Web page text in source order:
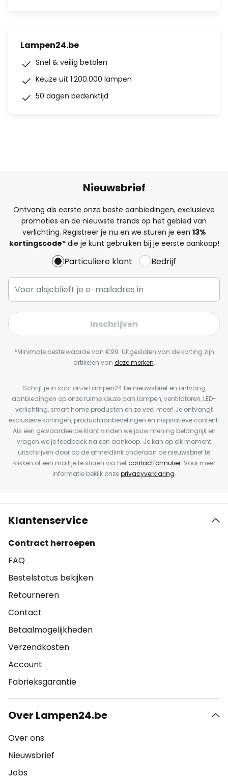
Lampen24.be
Snel & veilig betalen
Keuze uit 1.200.000 lampen
50 dagen bedenktijd
Nieuwsbrief
Ontvang als eerste onze beste aanbiedingen, exclusieve
promoties en de nieuwste trends op het gebied van
verlichting. Registreer je nu en we sturen je een 13%
kortingscode*die je kunt gebruiken bij je eerste aankoop!
Particuliere klant Bedrijf
Inschrijven
*Minimale bestelwaarde van €99. Uitgesloten van de korting zijn
artikelen van deze merken.
Schrijf je in voor onze Lampen24.be nieuwsbrief en ontvang
aanbiedingen op onze ruime keuze aan lampen, ventilatoren, LED-
verlichting, smart home producten en zo veel meer! Je ontvangt
exclusieve kortingen, productaanbevelingen en inspiratieve content.
Als een gewaardeerde klant vinden we jouw mening belangrijk en
vragen we je feedback na een aankoop. Je kan op elk moment
uitschrijven door op de afmeldlink onderaan de nieuwsbrief te
klikken of een mailtje te sturen via hetcontactformulier. Voor meer
informatie bekijk onzeprivacyverklaring.
Klantenservice
Contract herroepen
FAQ
Bestelstatus bekijken
Retourneren
Contact
Betaalmogelijkheden
Verzendkosten
Account
Fabrieksgarantie
Over Lampen24.be
Over ons
Nieuwsbrief
Jobs